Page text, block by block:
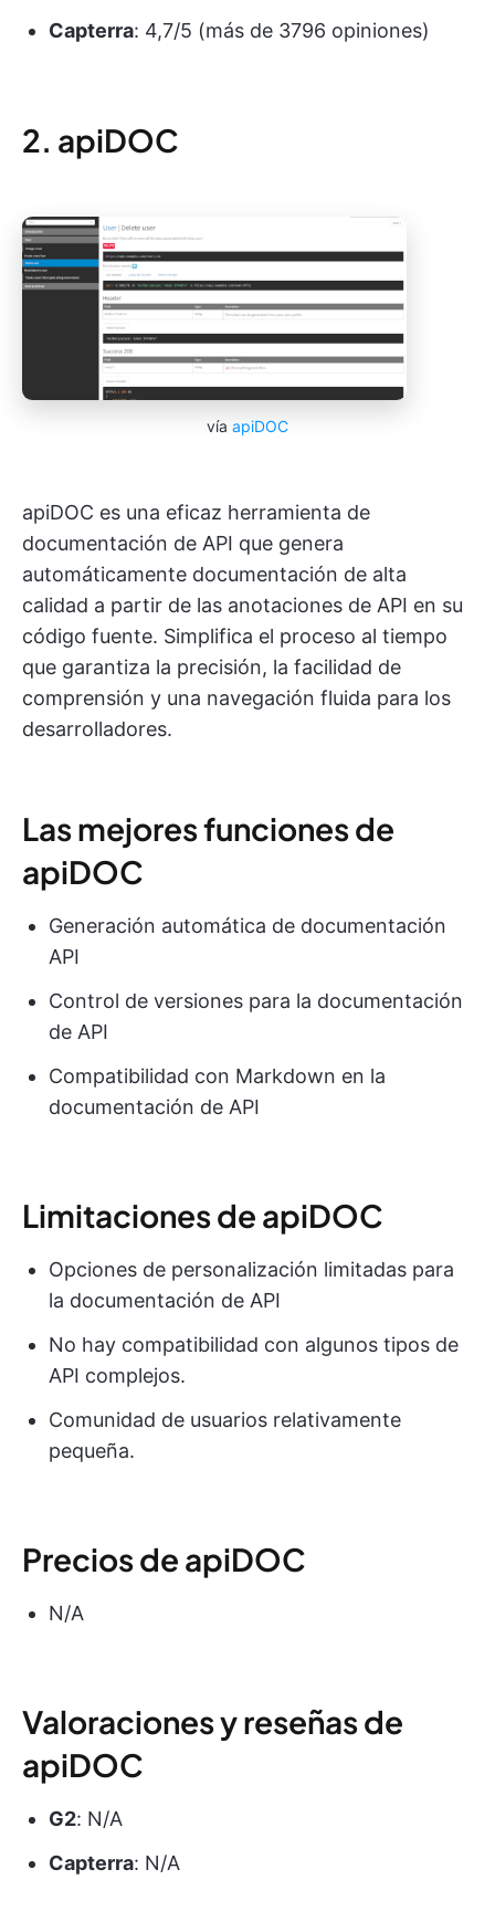
Capterra: 4,7/5 (más de 3796 opiniones)
2. apiDOC
vía apiDOC
apiDOC es una eficaz herramienta de
documentación de API que genera
automáticamente documentación de alta
calidad a partir de las anotaciones de API en su
código fuente. Simplifica el proceso al tiempo
que garantiza la precisión, la facilidad de
comprensión y una navegación fluida para los
desarrolladores.
Las mejores funciones de
apiDOC
Generación automática de documentación
API
Control de versiones para la documentación
de API
Compatibilidad con Markdown en la
documentación de API
Limitaciones de apiDOC
Opciones de personalización limitadas para
la documentación de API
No hay compatibilidad con algunos tipos de
API complejos.
Comunidad de usuarios relativamente
pequeña.
Precios de apiDOC
N/A
Valoraciones y reseñas de
apiDOC
G2: N/A
Capterra: N/A